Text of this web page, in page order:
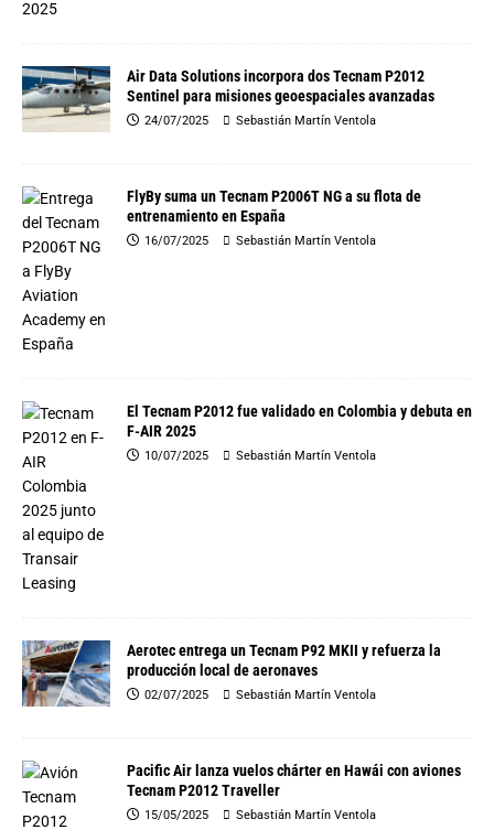
Air Data Solutions incorpora dos Tecnam P2012
Sentinel para misiones geoespaciales avanzadas
24/07/2025 Sebastián Martín Ventola
FlyBy suma un Tecnam P2006T NG a su flota de
entrenamiento en España
16/07/2025 Sebastián Martín Ventola
El Tecnam P2012 fue validado en Colombia y debuta en
F-AIR 2025
10/07/2025 Sebastián Martín Ventola
Aerotec entrega un Tecnam P92 MKII y refuerza la
producción local de aeronaves
02/07/2025 Sebastián Martín Ventola
Pacific Air lanza vuelos chárter en Hawái con aviones
Tecnam P2012 Traveller
15/05/2025 Sebastián Martín Ventola